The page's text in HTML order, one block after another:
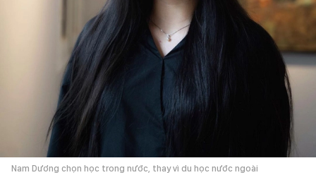
Nam Dương chọn học trong nước, thay vì du học nước ngoài